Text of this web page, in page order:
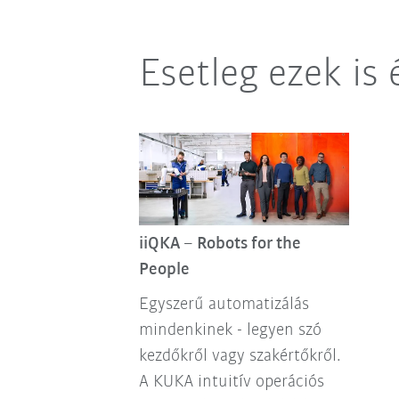
Esetleg ezek
iiQKA – Robots for the
People
Egyszerű automatizálás
mindenkinek - legyen szó
kezdőkről vagy szakértőkről.
A KUKA intuitív operációs